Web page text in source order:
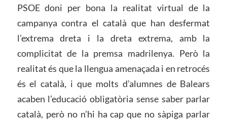
PSOE doni per bona la realitat virtual de la
campanya contra el català que han desfermat
l’extrema dreta i la dreta extrema, amb la
complicitat de la premsa madrilenya. Però la
realitat és que la llengua amenaçada i en retrocés
és el català, i que molts d’alumnes de Balears
acaben l’educació obligatòria sense saber parlar
català, però no n’hi ha cap que no sàpiga parlar